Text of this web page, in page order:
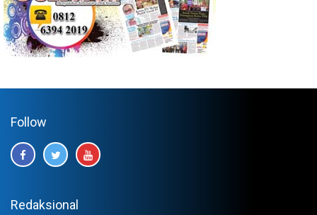
Follow
Redaksional